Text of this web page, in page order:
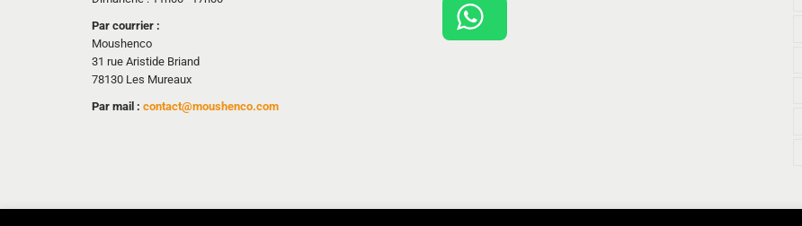
Par courrier :
Moushenco
31 rue Aristide Briand
78130 Les Mureaux
Par mail : contact@moushenco.com